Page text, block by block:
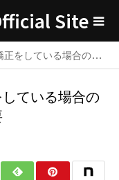
Site
のアッシュカラーは工夫が必要
ている場合の